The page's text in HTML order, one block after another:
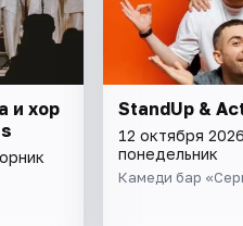
и хор
StandUp &
12 октября
понедельник
Камеди бар